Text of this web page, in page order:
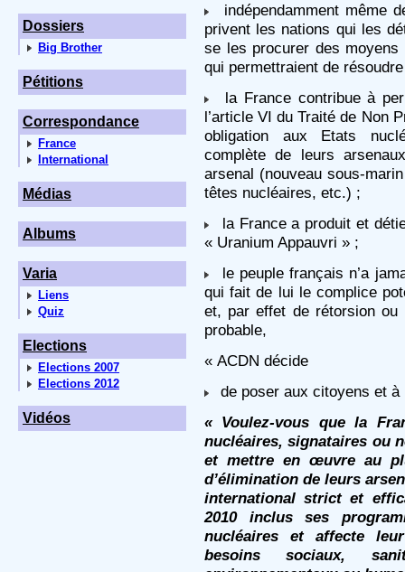
Dossiers
Big Brother
Pétitions
Correspondance
France
International
Médias
Albums
Varia
Liens
Quiz
Elections
Elections 2007
Elections 2012
Vidéos
indépendamment même
privent les nations qui les
se les procurer des
qui permettraient de
la France contribue à
l’article VI du Traité de Non
obligation aux Etats
complète de leurs
arsenal (nouveau sous-
têtes nucléaires, etc.) ;
la France a produit et
« Uranium Appauvri » ;
le peuple français n’a
qui fait de lui le complice
et, par effet de rétorsion
probable,
« ACDN décide
de poser aux citoyens et
« Voulez-vous que la
nucléaires, signataires ou
et mettre en œuvre au
d’élimination de leurs
international strict et
2010 inclus ses
nucléaires et affecte
besoins sociaux,